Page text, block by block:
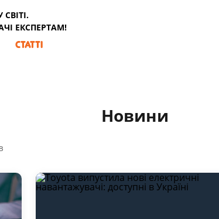
ЕКСПЕРТАМ!
СТАТТІ
Новини